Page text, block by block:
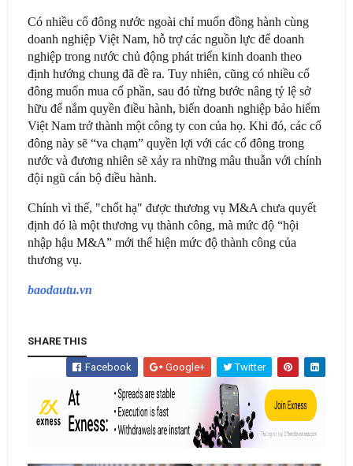
Có nhiều cổ đông nước ngoài chỉ muốn đồng hành cùng
doanh nghiệp Việt Nam, hỗ trợ các nguồn lực để doanh
nghiệp trong nước chủ động phát triển kinh doanh theo
định hướng chung đã đề ra. Tuy nhiên, cũng có nhiều cổ
đông muốn mua cổ phần, sau đó từng bước nâng tỷ lệ sở
hữu để nắm quyền điều hành, biến doanh nghiệp bảo hiểm
Việt Nam trở thành một công ty con của họ. Khi đó, các cổ
đông này sẽ “va chạm” quyền lợi với các cổ đông trong
nước và đương nhiên sẽ xảy ra những mâu thuẫn với chính
đội ngũ cán bộ điều hành.
Chính vì thế, "chốt hạ" được thương vụ M&A chưa quyết
định đó là một thương vụ thành công, mà mức độ “hội
nhập hậu M&A” mới thể hiện mức độ thành công của
thương vụ.
baodautu.vn
SHARE THIS
Facebook Google+ Twitter